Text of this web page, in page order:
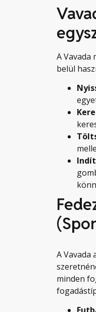
A Vavada
belül
A
minden